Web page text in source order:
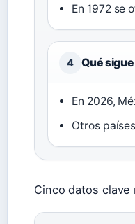
En 1972 se
4 Qué sigue
En 2026,
Otros
Cinco datos